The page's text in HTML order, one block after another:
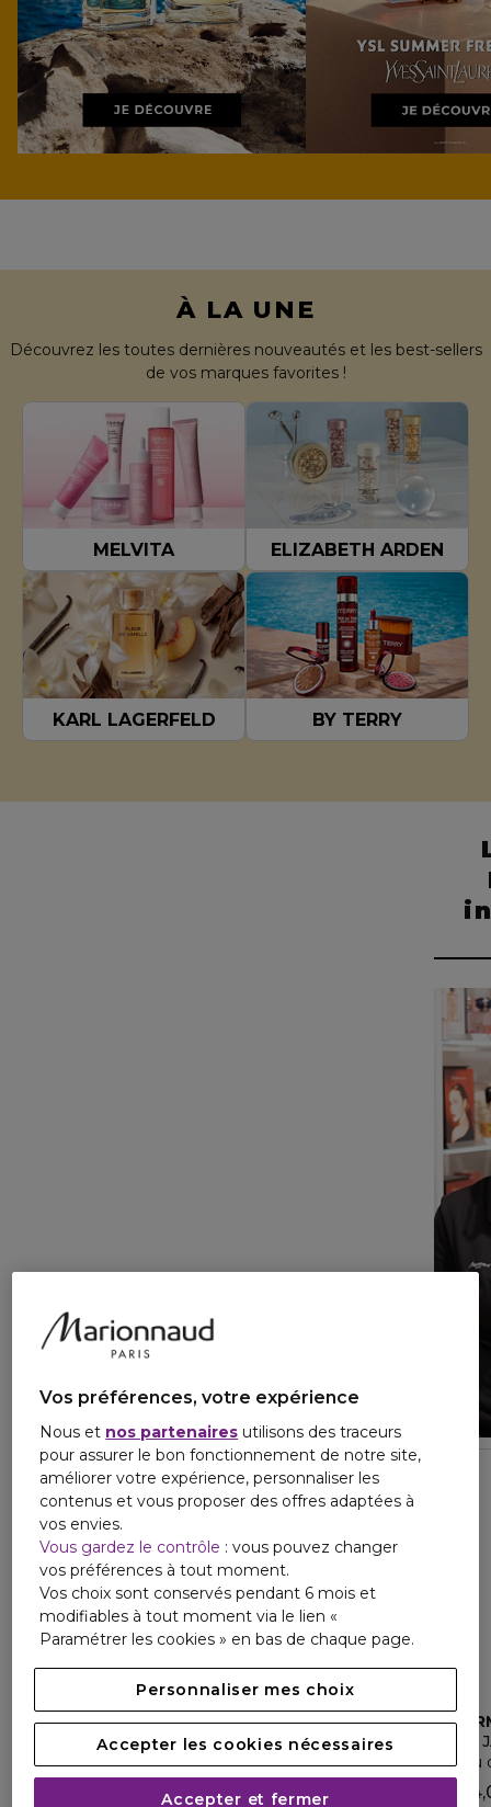
À LA UNE
Découvrez les toutes dernières nouveautés et les best-sellers
de vos marques favorites !
MELVITA ELIZABETH ARDEN
KARL LAGERFELD BY TERRY
UN
Eau
Vos préférences, votre expérience
Nous et nos partenaires utilisons des traceurs
pour assurer le bon fonctionnement de notre site,
améliorer votre expérience, personnaliser les
contenus et vous proposer des offres adaptées à
vos envies.
Vous gardez le contrôle : vous pouvez changer
vos préférences à tout moment.
Vos choix sont conservés pendant 6 mois et
modifiables à tout moment via le lien «
Paramétrer les cookies » en bas de chaque page.
Personnaliser mes choix
Accepter les cookies nécessaires
Accepter et fermer